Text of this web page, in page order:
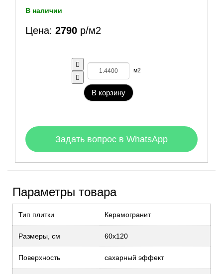
В наличии
Цена: 2790 р/м2
м2
В корзину
Задать вопрос в WhatsApp
Параметры товара
Тип плитки Керамогранит
Размеры, см 60x120
Поверхность сахарный эффект